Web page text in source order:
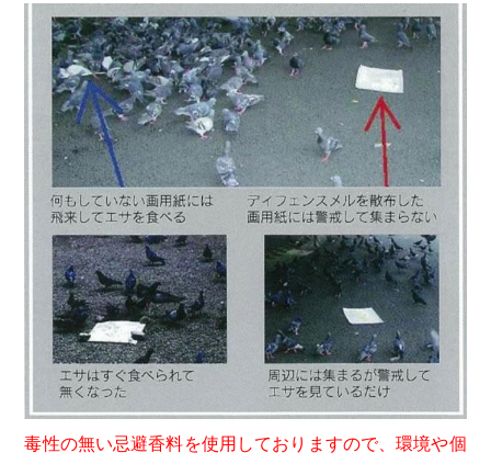
毒性の無い忌避香料を使用しておりますので、環境や個